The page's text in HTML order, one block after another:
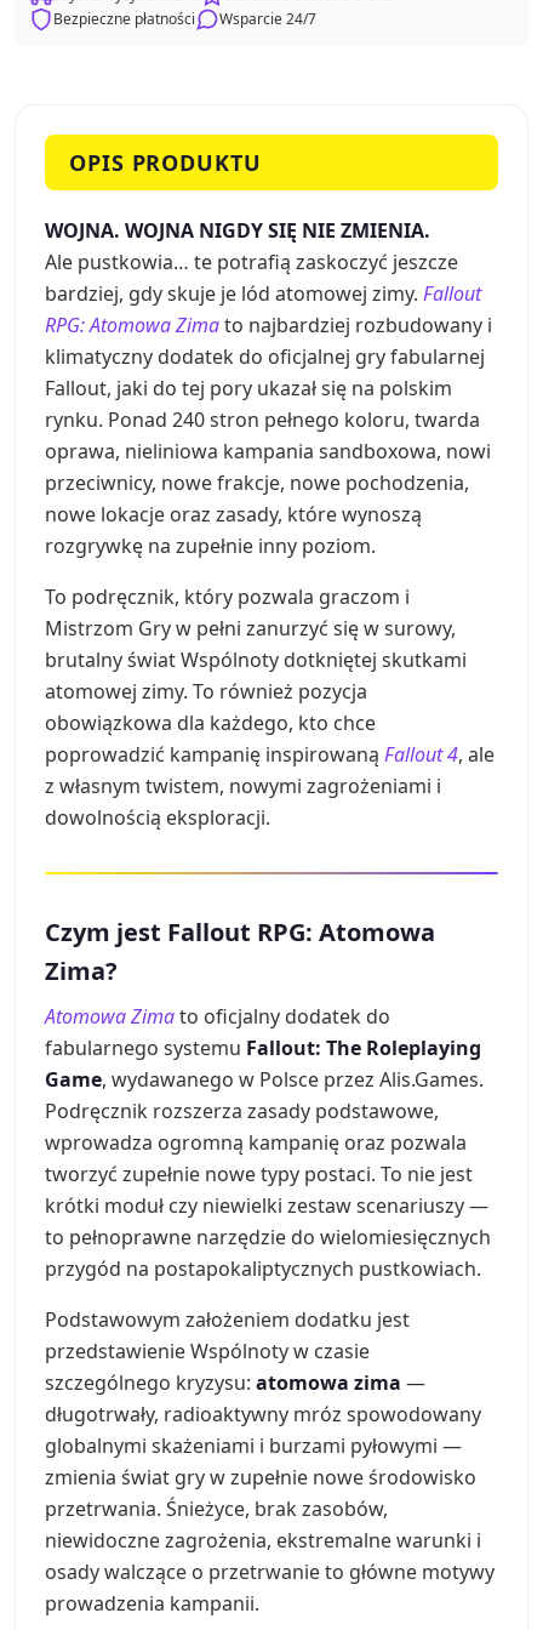
Bezpieczne płatności
Wsparcie 24/7
OPIS PRODUKTU
WOJNA. WOJNA NIGDY SIĘ NIE ZMIENIA.
Ale pustkowia… te potrafią zaskoczyć jeszcze
bardziej, gdy skuje je lód atomowej zimy. Fallout
RPG: Atomowa Zimato najbardziej rozbudowany i
klimatyczny dodatek do oficjalnej gry fabularnej
Fallout, jaki do tej pory ukazał się na polskim
rynku. Ponad 240 stron pełnego koloru, twarda
oprawa, nieliniowa kampania sandboxowa, nowi
przeciwnicy, nowe frakcje, nowe pochodzenia,
nowe lokacje oraz zasady, które wynoszą
rozgrywkę na zupełnie inny poziom.
To podręcznik, który pozwala graczom i
Mistrzom Gry w pełni zanurzyć się w surowy,
brutalny świat Wspólnoty dotkniętej skutkami
atomowej zimy. To również pozycja
obowiązkowa dla każdego, kto chce
poprowadzić kampanię inspirowaną Fallout 4, ale
z własnym twistem, nowymi zagrożeniami i
dowolnością eksploracji.
Czym jest Fallout RPG: Atomowa
Zima?
Atomowa Zimato oficjalny dodatek do
fabularnego systemu Fallout: The Roleplaying
Game, wydawanego w Polsce przez Alis.Games.
Podręcznik rozszerza zasady podstawowe,
wprowadza ogromną kampanię oraz pozwala
tworzyć zupełnie nowe typy postaci. To nie jest
krótki moduł czy niewielki zestaw scenariuszy —
to pełnoprawne narzędzie do wielomiesięcznych
przygód na postapokaliptycznych pustkowiach.
Podstawowym założeniem dodatku jest
przedstawienie Wspólnoty w czasie
szczególnego kryzysu: atomowa zima —
długotrwały, radioaktywny mróz spowodowany
globalnymi skażeniami i burzami pyłowymi —
zmienia świat gry w zupełnie nowe środowisko
przetrwania. Śnieżyce, brak zasobów,
niewidoczne zagrożenia, ekstremalne warunki i
osady walczące o przetrwanie to główne motywy
prowadzenia kampanii.